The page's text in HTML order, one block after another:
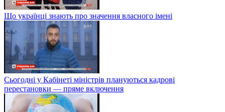
Що українці знають про значення власного імені
Сьогодні у Кабінеті міністрів плануються кадрові
перестановки — пряме включення